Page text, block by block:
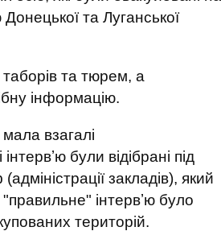
та Луганської
та тюрем, а
інформацію.
взагалі
були відібрані під
закладів), який
"правильне" інтервʼю було
територій.